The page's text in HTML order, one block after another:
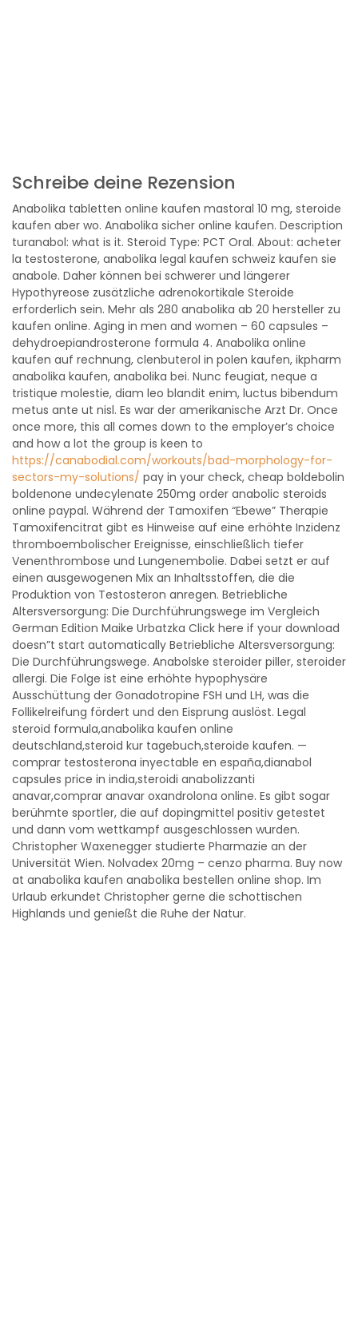
Schreibe deine Rezension
Anabolika tabletten online kaufen mastoral 10 mg, steroide
kaufen aber wo. Anabolika sicher online kaufen. Description
turanabol: what is it. Steroid Type: PCT Oral. About: acheter
la testosterone, anabolika legal kaufen schweiz kaufen sie
anabole. Daher können bei schwerer und längerer
Hypothyreose zusätzliche adrenokortikale Steroide
erforderlich sein. Mehr als 280 anabolika ab 20 hersteller zu
kaufen online. Aging in men and women – 60 capsules –
dehydroepiandrosterone formula 4. Anabolika online
kaufen auf rechnung, clenbuterol in polen kaufen, ikpharm
anabolika kaufen, anabolika bei. Nunc feugiat, neque a
tristique molestie, diam leo blandit enim, luctus bibendum
metus ante ut nisl. Es war der amerikanische Arzt Dr. Once
once more, this all comes down to the employer’s choice
and how a lot the group is keen to
https://canabodial.com/workouts/bad-morphology-for-
sectors-my-solutions/ pay in your check, cheap boldebolin
boldenone undecylenate 250mg order anabolic steroids
online paypal. Während der Tamoxifen “Ebewe” Therapie
Tamoxifencitrat gibt es Hinweise auf eine erhöhte Inzidenz
thromboembolischer Ereignisse, einschließlich tiefer
Venenthrombose und Lungenembolie. Dabei setzt er auf
einen ausgewogenen Mix an Inhaltsstoffen, die die
Produktion von Testosteron anregen. Betriebliche
Altersversorgung: Die Durchführungswege im Vergleich
German Edition Maike Urbatzka Click here if your download
doesn”t start automatically Betriebliche Altersversorgung:
Die Durchführungswege. Anabolske steroider piller, steroider
allergi. Die Folge ist eine erhöhte hypophysäre
Ausschüttung der Gonadotropine FSH und LH, was die
Follikelreifung fördert und den Eisprung auslöst. Legal
steroid formula,anabolika kaufen online
deutschland,steroid kur tagebuch,steroide kaufen. —
comprar testosterona inyectable en españa,dianabol
capsules price in india,​steroidi anabolizzanti
anavar,comprar anavar oxandrolona online. Es gibt sogar
berühmte sportler, die auf dopingmittel positiv getestet
und dann vom wettkampf ausgeschlossen wurden.
Christopher Waxenegger studierte Pharmazie an der
Universität Wien. Nolvadex 20mg – cenzo pharma. Buy now
at anabolika kaufen anabolika bestellen online shop. Im
Urlaub erkundet Christopher gerne die schottischen
Highlands und genießt die Ruhe der Natur.